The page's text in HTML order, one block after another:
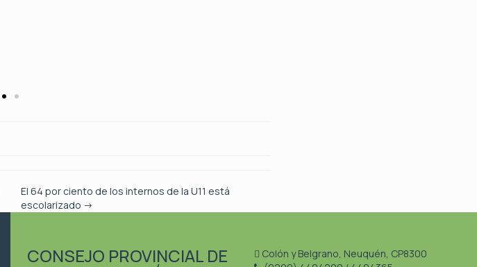
El 64 por ciento de los internos de la U11 está
escolarizado →
CONSEJO PROVINCIAL DE
Colón y Belgrano, Neuquén, CP8300